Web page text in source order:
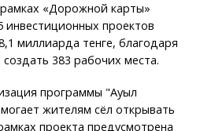
«Дорожной карты»
инвестиционных проектов
миллиарда тенге, благодаря
383 рабочих места.
программы "Ауыл
жителям сёл открывать
проекта предусмотрена